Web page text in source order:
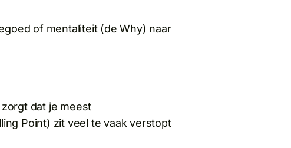
of mentaliteit (de Why) naar
dat je meest
Point) zit veel te vaak verstopt